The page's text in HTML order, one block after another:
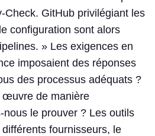
Check. GitHub privilégiant les
configuration sont alors
» Les exigences en
imposaient des réponses
des processus adéquats ?
œuvre de manière
le prouver ? Les outils
fournisseurs, le